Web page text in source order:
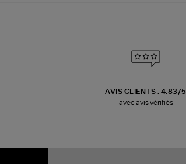
AVIS CLIENTS : 4.83/5
avec avis vérifiés